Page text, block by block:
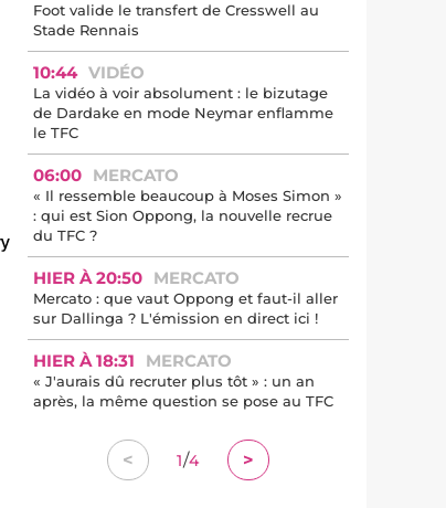
Foot valide le transfert de Cresswell au
Stade Rennais
10:44 VIDÉO
La vidéo à voir absolument : le bizutage
de Dardake en mode Neymar enflamme
le TFC
06:00 MERCATO
« Il ressemble beaucoup à Moses Simon »
: qui est Sion Oppong, la nouvelle recrue
du TFC ?
HIER À 20:50 MERCATO
Mercato : que vaut Oppong et faut-il aller
sur Dallinga ? L'émission en direct ici !
HIER À 18:31 MERCATO
« J'aurais dû recruter plus tôt » : un an
après, la même question se pose au TFC
< 1/4 >